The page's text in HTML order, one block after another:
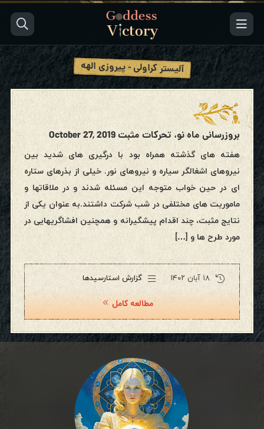
آلیستر کراولی - پیروزی الهه
بروزرسانی ماه نو، تحرکات مثبت October 27, 2019
هفته های گذشته همراه بود با درگیری های شدید بین
نیروهای اشغالگر سیاره و نیروهای نور. خیلی از بذرهای ستاره
ای در حین خواب متوجه این مسئله شدند و در ملاقاتها و
ماموریت های مختلفی در شب شرکت داشتند.به عنوان یکی از
نتایج مثبت، چند اقدام پیشگیرانه و همچنین افشاگریهایی در
مورد طرح ها و […]
۱۸ آبان ۱۴۰۲ گزارش استارسیدها
مطالعه کامل